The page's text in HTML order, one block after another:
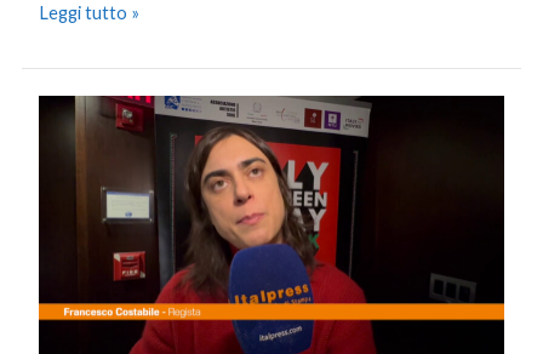
Leggi tutto »
Corsa
Costabile